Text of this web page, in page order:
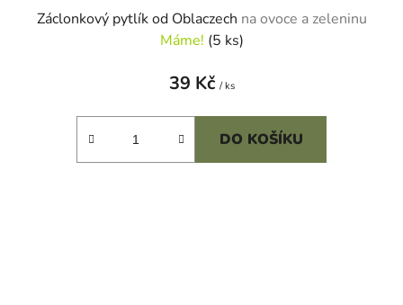
Záclonkový pytlík od Oblaczech na ovoce a zeleninu
Máme! (5 ks)
39 Kč / ks
DO KOŠÍKU